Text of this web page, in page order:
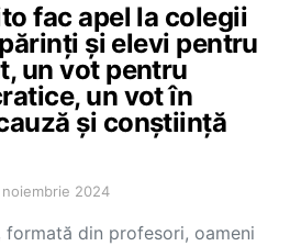
fac apel la colegii
și elevi pentru
un vot pentru
un vot în
și conștiință
2024
formată din profesori, oameni